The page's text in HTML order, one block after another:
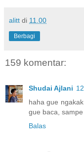
alitt di 11.00
Berbagi
159 komentar:
Shudai Ajlani
haha gue
gue baca,
Balas